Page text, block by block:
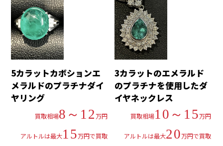
5カラットカボションエ
メラルドのプラチナダイ
ヤリング
買取相場8～12万円
アルトルは最大15万円で買取
3カラットのエメラルド
のプラチナを使用したダ
イヤネックレス
買取相場10～15万円
アルトルは最大20万円で買取